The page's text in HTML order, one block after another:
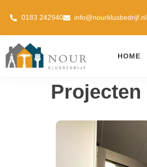
0183 242940 info@nourklusbedrijf.nl
HOME
Projecten